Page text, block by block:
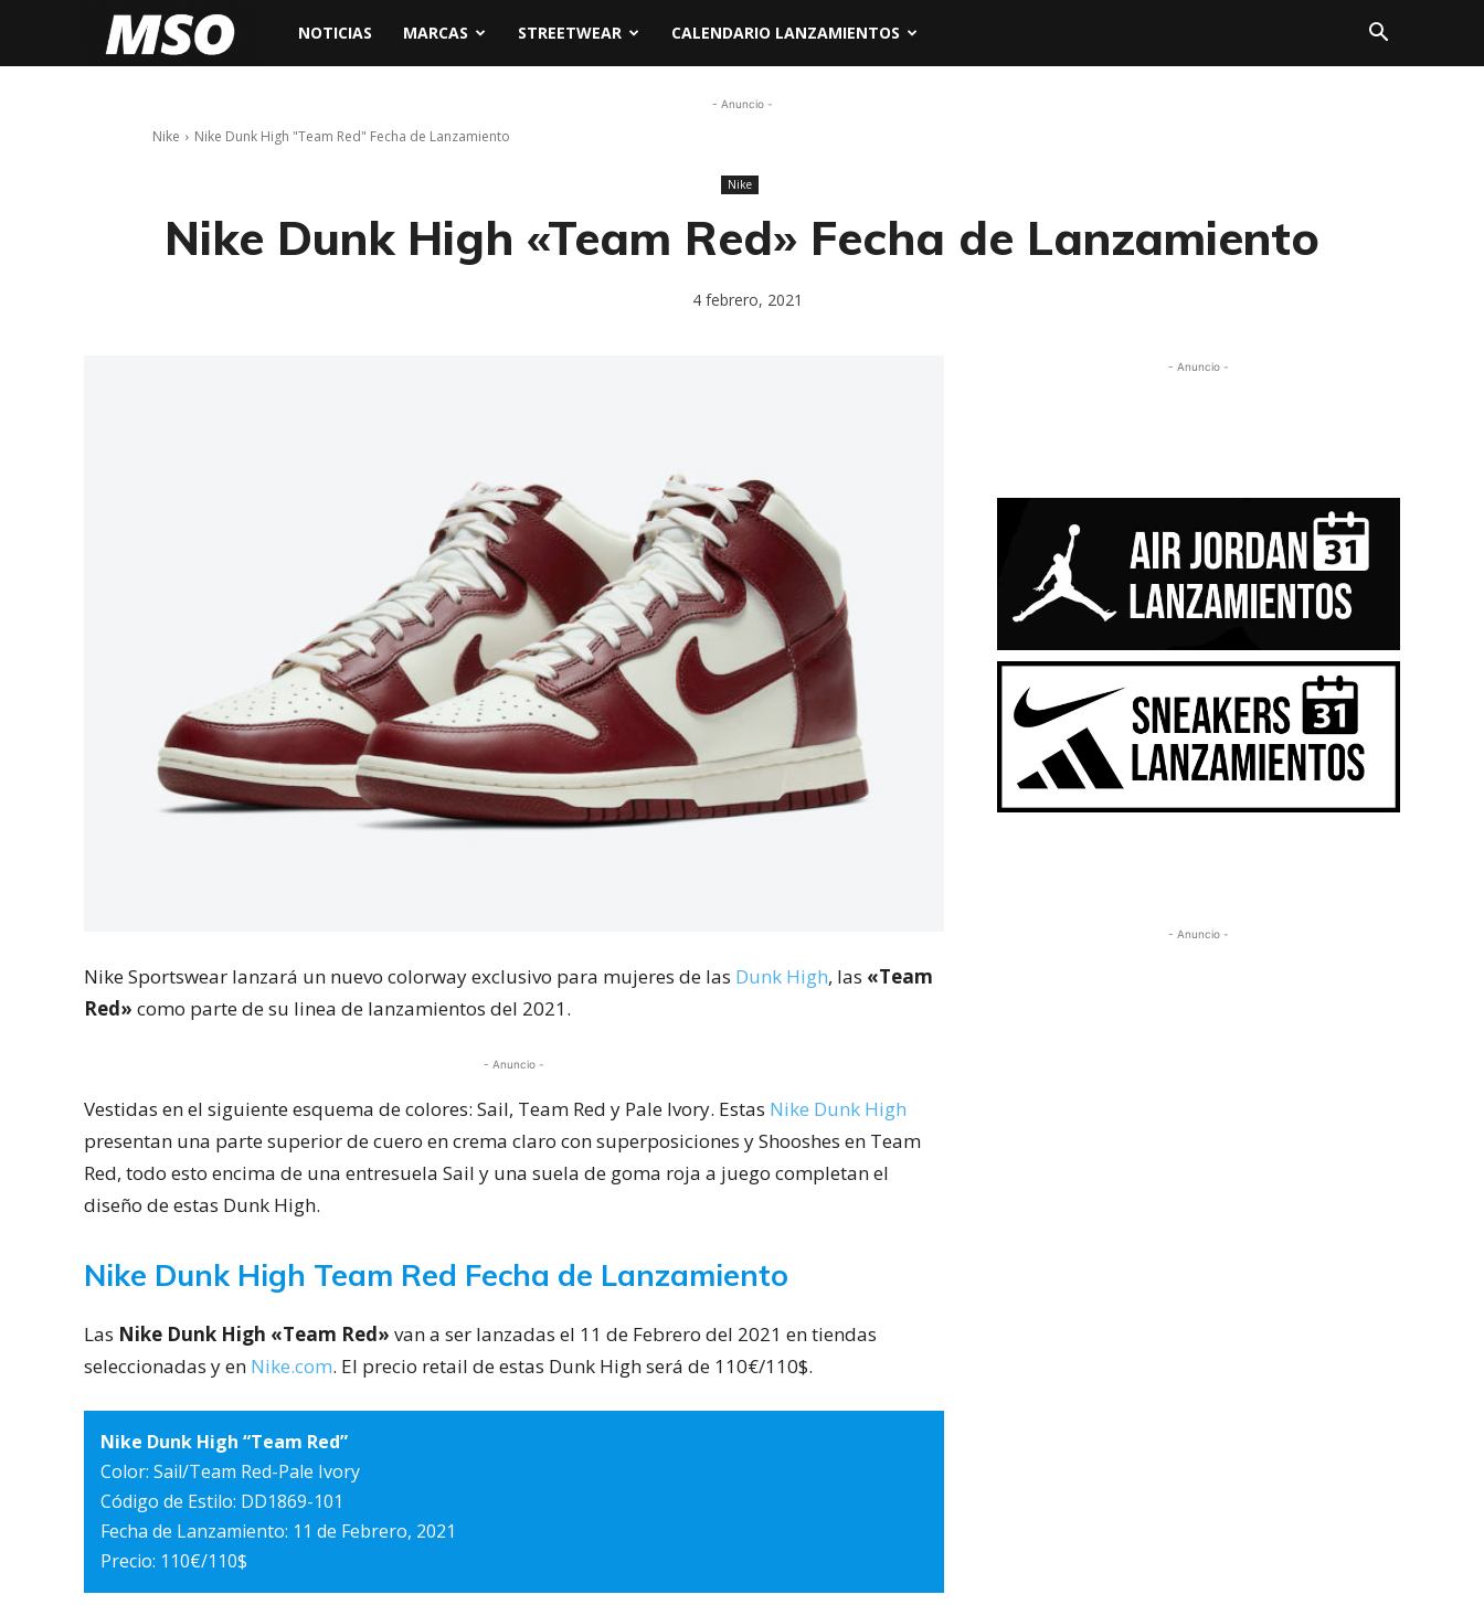
MyNOTICIAS MARCAS STREETWEAR CALENDARIO LANZAMIENTOS
- Anuncio -
Nike Nike Dunk High "Team Red" Fecha de Lanzamiento
Nike
Nike Dunk High «Team Red» Fecha de Lanzamiento
4 febrero, 2021
Nike Sportswear lanzará un nuevo colorway exclusivo para mujeres de las Dunk High, las «Team
Red» como parte de su linea de lanzamientos del 2021.
- Anuncio -
Vestidas en el siguiente esquema de colores: Sail, Team Red y Pale Ivory. Estas Nike Dunk High
presentan una parte superior de cuero en crema claro con superposiciones y Shooshes en Team
Red, todo esto encima de una entresuela Sail y una suela de goma roja a juego completan el
diseño de estas Dunk High.
Nike Dunk High Team Red Fecha de Lanzamiento
Las Nike Dunk High «Team Red» van a ser lanzadas el 11 de Febrero del 2021 en tiendas
seleccionadas y en Nike.com. El precio retail de estas Dunk High será de 110€/110$.
Nike Dunk High “Team Red”
Color: Sail/Team Red-Pale Ivory
Código de Estilo: DD1869-101
Fecha de Lanzamiento: 11 de Febrero, 2021
Precio: 110€/110$
- Anuncio -
- Anuncio -